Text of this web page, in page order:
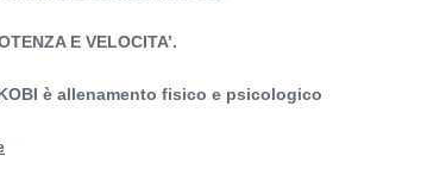
E VELOCITA’.
è allenamento fisico e psicologico